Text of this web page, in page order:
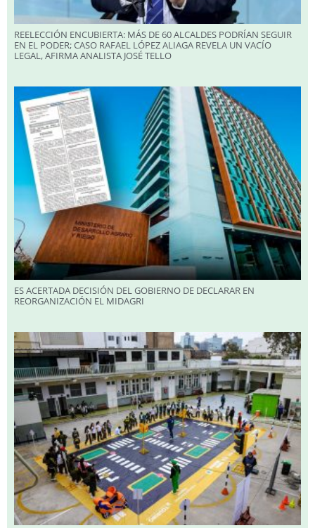
REELECCIÓN ENCUBIERTA: MÁS DE 60 ALCALDES PODRÍAN SEGUIR
EN EL PODER; CASO RAFAEL LÓPEZ ALIAGA REVELA UN VACÍO
LEGAL, AFIRMA ANALISTA JOSÉ TELLO
ES ACERTADA DECISIÓN DEL GOBIERNO DE DECLARAR EN
REORGANIZACIÓN EL MIDAGRI